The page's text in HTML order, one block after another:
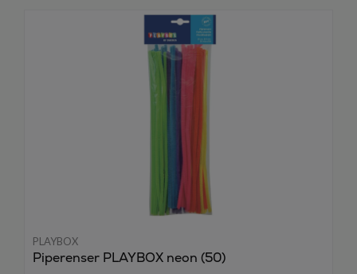
PLAYBOX
Piperenser PLAYBOX neon (50)